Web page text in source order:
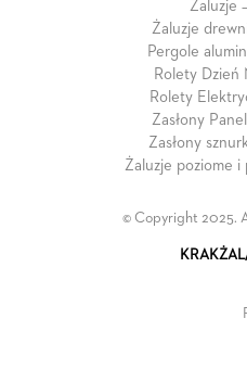
Żaluzje
Żaluzje
Pergole
Rolety Dzień
Rolety
Zasłony
Zasłony
Żaluzje poziome i
© Copyright 2025.